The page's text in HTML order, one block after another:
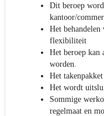
Dit beroep
kantoor/
Het behandelen
flexibiliteit
Het beroep kan
worden.
Het
Het wordt
Sommige
regelmaat en